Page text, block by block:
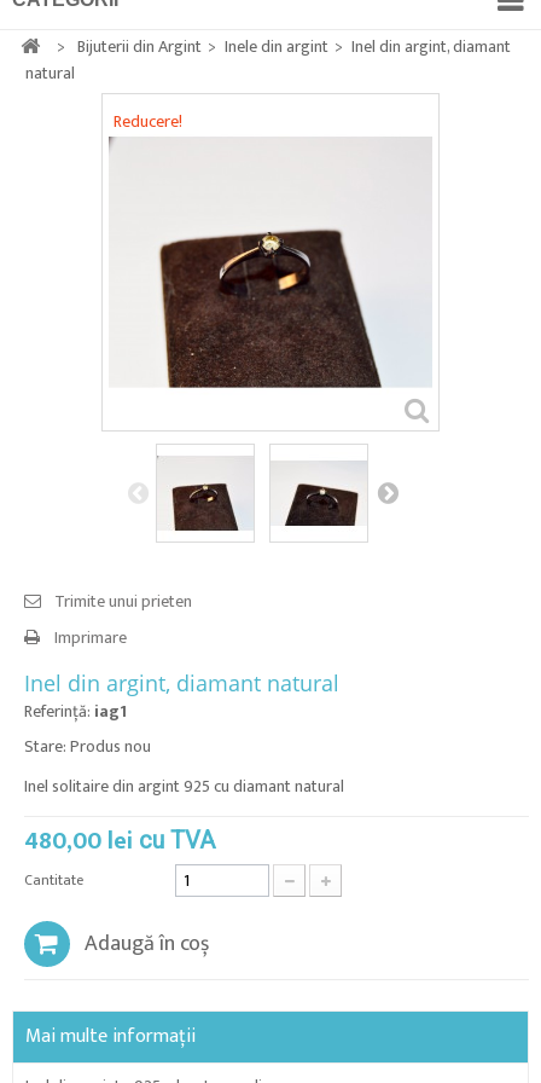
> Bijuterii din Argint > Inele din argint > Inel din argint, diamant
natural
Reducere!
Trimite unui prieten
Imprimare
Inel din argint, diamant natural
Referinţă: iag1
Stare:Produs nou
Inel solitaire din argint 925 cu diamant natural
480,00 lei cu TVA
Cantitate
Adaugă în coș
Mai multe informații